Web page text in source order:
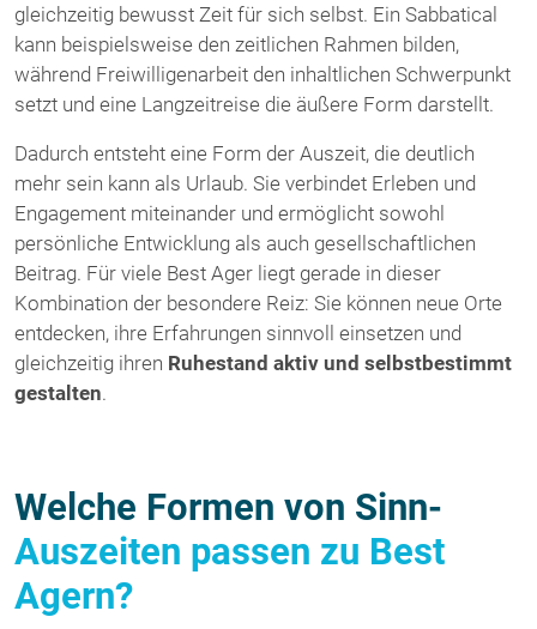
gleichzeitig bewusst Zeit für sich selbst. Ein Sabbatical
kann beispielsweise den zeitlichen Rahmen bilden,
während Freiwilligenarbeit den inhaltlichen Schwerpunkt
setzt und eine Langzeitreise die äußere Form darstellt.
Dadurch entsteht eine Form der Auszeit, die deutlich
mehr sein kann als Urlaub. Sie verbindet Erleben und
Engagement miteinander und ermöglicht sowohl
persönliche Entwicklung als auch gesellschaftlichen
Beitrag. Für viele Best Ager liegt gerade in dieser
Kombination der besondere Reiz: Sie können neue Orte
entdecken, ihre Erfahrungen sinnvoll einsetzen und
gleichzeitig ihren Ruhestand aktiv und selbstbestimmt
gestalten.
Welche Formen von Sinn-
Auszeiten passen zu Best
Agern?